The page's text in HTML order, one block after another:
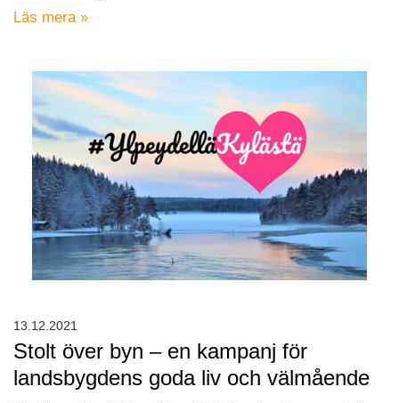
Läs mera »
Stolt över byn – en kampanj för
landsbygdens goda liv och välmående
13.12.2021